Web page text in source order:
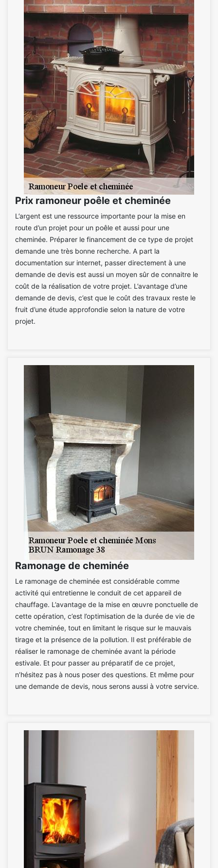
Prix ramoneur poêle et cheminée
L’argent est une ressource importante pour la mise en
route d’un projet pour un poêle et aussi pour une
cheminée. Préparer le financement de ce type de projet
demande une très bonne recherche. A part la
documentation sur internet, passer directement à une
demande de devis est aussi un moyen sûr de connaitre le
coût de la réalisation de votre projet. L’avantage d’une
demande de devis, c’est que le coût des travaux reste le
fruit d’une étude approfondie selon la nature de votre
projet.
Ramonage de cheminée
Le ramonage de cheminée est considérable comme
activité qui entretienne le conduit de cet appareil de
chauffage. L’avantage de la mise en œuvre ponctuelle de
cette opération, c’est l’optimisation de la durée de vie de
votre cheminée, tout en limitant le risque sur le mauvais
tirage et la présence de la pollution. Il est préférable de
réaliser le ramonage de cheminée avant la période
estivale. Et pour passer au préparatif de ce projet,
n’hésitez pas à nous poser des questions. Et même pour
une demande de devis, nous serons aussi à votre service.